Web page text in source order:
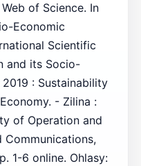
of Science. In
Economic
Scientific
and its Socio-
: Sustainability
- Zilina :
of Operation and
Communications,
1-6 online. Ohlasy: